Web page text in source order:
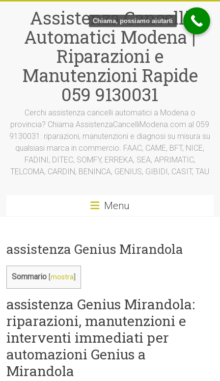
contenutoAssistenza Cancelli
Automatici Modena |
Riparazioni e
Manutenzioni Rapide
059 9130031
Cerchi assistenza cancelli automatici a Modena o
provincia? Chiama AssistenzaCancelliModena.com al 059
9130031: riparazioni, manutenzioni e diagnosi su misura su
qualsiasi marca in commercio. FAAC, CAME, BFT, NICE,
FADINI, DITEC, SOMFY, ERREKA, SEA, APRIMATIC,
TELCOMA, CARDIN, BENINCA, GENIUS, GIBIDI, CASIT, TAU
Menu
assistenza Genius Mirandola
Sommario [mostra
assistenza Genius Mirandola:
riparazioni, manutenzioni e
interventi immediati per
automazioni Genius a
Mirandola
Chiama, possiamo aiutarti